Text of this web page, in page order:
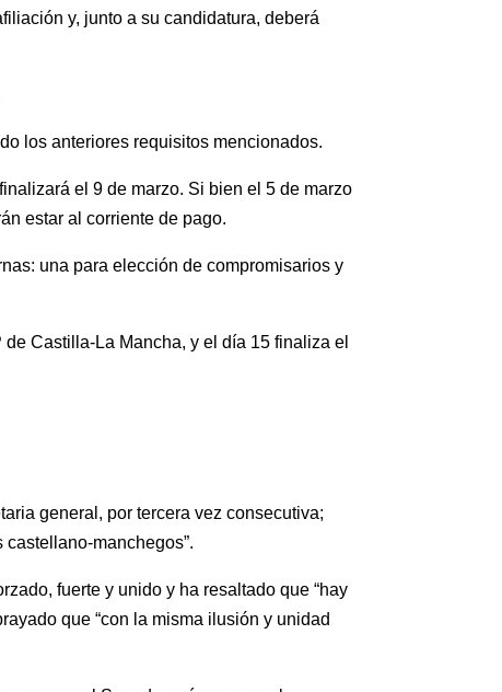
y, junto a su candidatura, deberá
los anteriores requisitos mencionados.
el 9 de marzo. Si bien el 5 de marzo
estar al corriente de pago.
una para elección de compromisarios y
Castilla-La Mancha, y el día 15 finaliza el
general, por tercera vez consecutiva;
manchegos”.
fuerte y unido y ha resaltado que “hay
que “con la misma ilusión y unidad